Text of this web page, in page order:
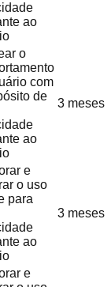
ao
o
com
de
ao
3 meses
e
o uso
para
ao
3 meses
e